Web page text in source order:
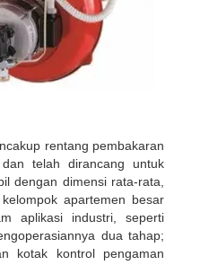
rentang pembakaran
telah dirancang untuk
dengan dimensi rata-rata,
apartemen besar
aplikasi industri, seperti
dua tahap;
kotak kontrol pengaman